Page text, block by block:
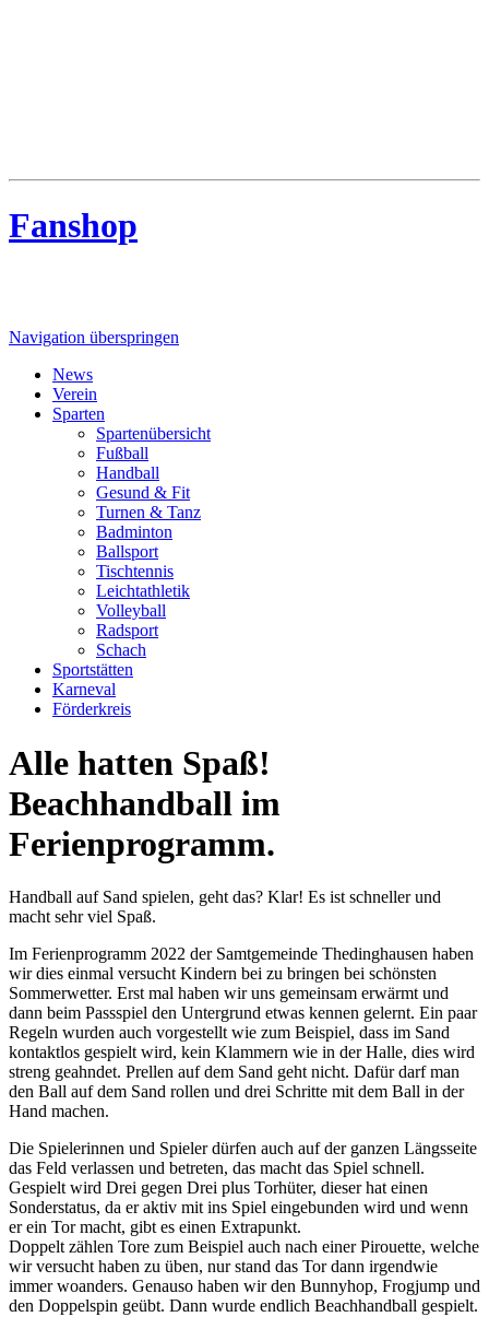
Fanshop
Navigation überspringen
News
Verein
Sparten
Spartenübersicht
Fußball
Handball
Gesund & Fit
Turnen & Tanz
Badminton
Ballsport
Tischtennis
Leichtathletik
Volleyball
Radsport
Schach
Sportstätten
Karneval
Förderkreis
Alle hatten Spaß!
Beachhandball im
Ferienprogramm.
Handball auf Sand spielen, geht das? Klar! Es ist schneller und
macht sehr viel Spaß.
Im Ferienprogramm 2022 der Samtgemeinde Thedinghausen haben
wir dies einmal versucht Kindern bei zu bringen bei schönsten
Sommerwetter. Erst mal haben wir uns gemeinsam erwärmt und
dann beim Passspiel den Untergrund etwas kennen gelernt. Ein paar
Regeln wurden auch vorgestellt wie zum Beispiel, dass im Sand
kontaktlos gespielt wird, kein Klammern wie in der Halle, dies wird
streng geahndet. Prellen auf dem Sand geht nicht. Dafür darf man
den Ball auf dem Sand rollen und drei Schritte mit dem Ball in der
Hand machen.
Die Spielerinnen und Spieler dürfen auch auf der ganzen Längsseite
das Feld verlassen und betreten, das macht das Spiel schnell.
Gespielt wird Drei gegen Drei plus Torhüter, dieser hat einen
Sonderstatus, da er aktiv mit ins Spiel eingebunden wird und wenn
er ein Tor macht, gibt es einen Extrapunkt.
Doppelt zählen Tore zum Beispiel auch nach einer Pirouette, welche
wir versucht haben zu üben, nur stand das Tor dann irgendwie
immer woanders. Genauso haben wir den Bunnyhop, Frogjump und
den Doppelspin geübt. Dann wurde endlich Beachhandball gespielt.